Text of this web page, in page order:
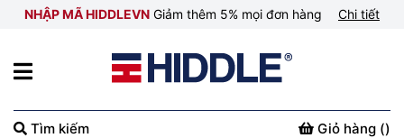
NHẬP MÃ HIDDLEVN Giảm thêm 5% mọi đơn hàng Chi tiết
Tìm kiếm Giỏ hàng ()